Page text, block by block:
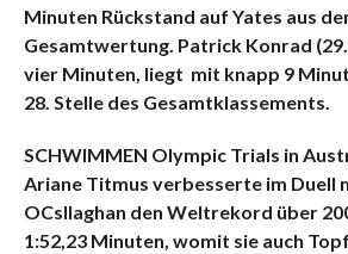
Minuten Rückstand auf Yates aus
Gesamtwertung. Patrick Konrad
vier Minuten, liegt mit knapp 9
28. Stelle des Gesamtklassements.
SCHWIMMEN Olympic Trials in
Ariane Titmus verbesserte im Duell
OCsllaghan den Weltrekord über
1:52,23 Minuten, womit sie auch